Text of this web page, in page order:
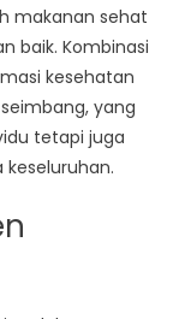
makanan sehat
baik. Kombinasi
kesehatan
yang
tetapi juga